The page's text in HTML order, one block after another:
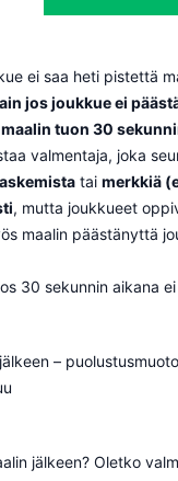
ei saa heti pistettä
jos joukkue ei
tuon 30
valmentaja, joka
tai merkkiä
, mutta joukkueet
maalin päästänyttä
30 sekunnin aikana
–
jälkeen? Oletko